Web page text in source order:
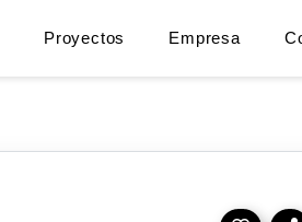
Proyectos Empresa